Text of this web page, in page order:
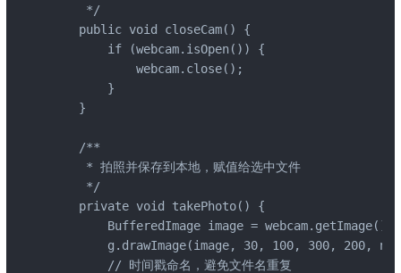
     */
    public void closeCam() {
        if (webcam.isOpen()) {
            webcam.close();
        }
    }
    /**
     * 拍照并保存到本地，赋值给选中文件
     */
    private void takePhoto() {
        BufferedImage image = webcam.getImage();
g.drawImage(image, 30, 100, 300, 200,
        // 时间戳命名，避免文件名重复